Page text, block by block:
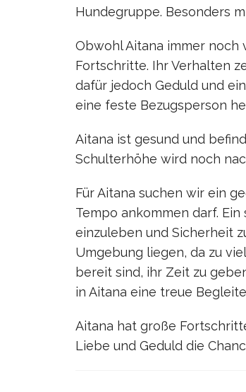
Hundegruppe. Besonders
Obwohl Aitana immer
Fortschritte. Ihr Verhalten
dafür jedoch Geduld und
eine feste Bezugsperson
Aitana ist gesund und
Schulterhöhe wird noch
Für Aitana suchen wir ein
Tempo ankommen darf.
einzuleben und Sicherheit
Umgebung liegen, da zu
bereit sind, ihr Zeit zu
in Aitana eine treue
Aitana hat große
Liebe und Geduld die